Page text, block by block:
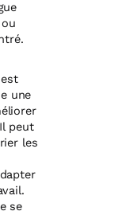
une
peut
les
se